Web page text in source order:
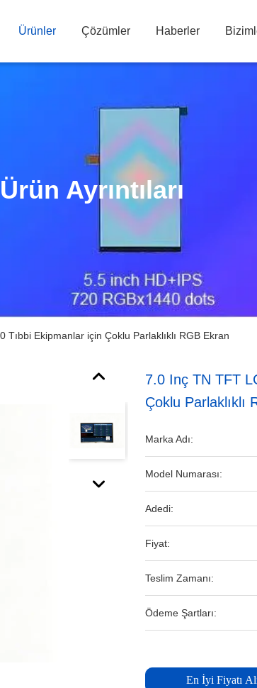
Ürünler Çözümler Haberler
Ürün Ayrıntıları
Ekipmanlar için Çoklu Parlaklıklı RGB Ekran
7.0 Inç TN TFT
Çoklu Parlaklıklı
Marka Adı:
Model Numarası:
Adedi:
Fiyat:
Teslim Zamanı:
Ödeme Şartları:
En İyi Fiyatı